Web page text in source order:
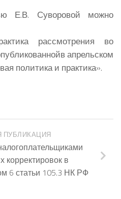
Е.В. Суворовой можно
рассмотрения во
апрельском
политика и практика».
корректировок в
6 статьи 105.3 НК РФ